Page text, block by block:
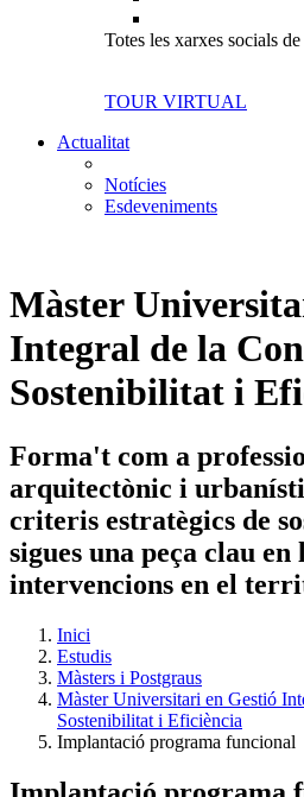
Totes les xarxes socials
TOUR VIRTUAL
Actualitat
Notícies
Esdeveniments
Màster
Integral de la
Sostenibilitat i
Forma't com a
arquitectònic i
criteris estratègics de
sigues una peça clau
intervencions en el
Inici
Estudis
Màsters i Postgraus
Màster Universitari en Gestió
Sostenibilitat i Eficiència
Implantació programa funcional